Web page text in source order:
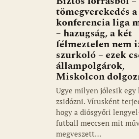
tömegverekedés a
konferencia liga
– hazugság, a két
félmeztelen nem
szurkoló – ezek
állampolgárok,
Miskolcon
Ugye milyen jólesik egy
zsidózni. Vírusként
hogy a diósgyőri
futball meccsen mit
megveszett…